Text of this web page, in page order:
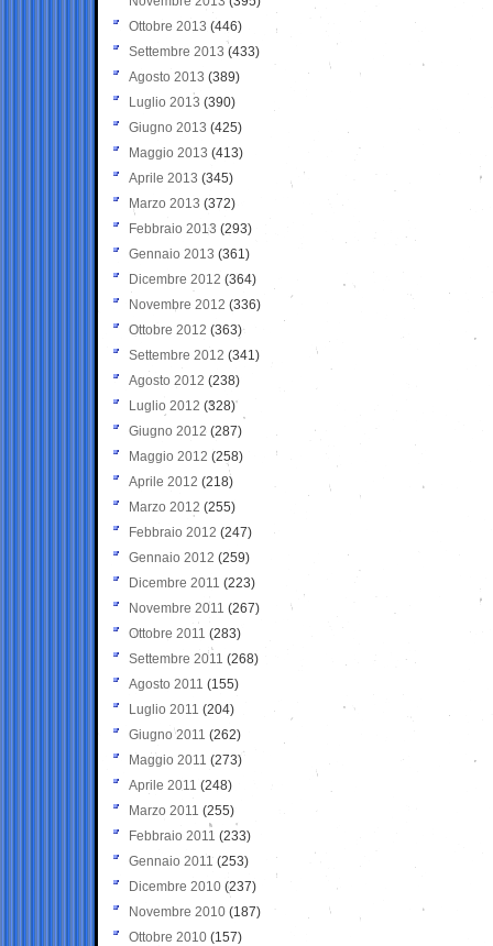
Ottobre 2013 (446)
Settembre 2013 (433)
Agosto 2013 (389)
Luglio 2013 (390)
Giugno 2013 (425)
Maggio 2013 (413)
Aprile 2013 (345)
Marzo 2013 (372)
Febbraio 2013 (293)
Gennaio 2013 (361)
Dicembre 2012 (364)
Novembre 2012 (336)
Ottobre 2012 (363)
Settembre 2012 (341)
Agosto 2012 (238)
Luglio 2012 (328)
Giugno 2012 (287)
Maggio 2012 (258)
Aprile 2012 (218)
Marzo 2012 (255)
Febbraio 2012 (247)
Gennaio 2012 (259)
Dicembre 2011 (223)
Novembre 2011 (267)
Ottobre 2011 (283)
Settembre 2011 (268)
Agosto 2011 (155)
Luglio 2011 (204)
Giugno 2011 (262)
Maggio 2011 (273)
Aprile 2011 (248)
Marzo 2011 (255)
Febbraio 2011 (233)
Gennaio 2011 (253)
Dicembre 2010 (237)
Novembre 2010 (187)
Ottobre 2010 (157)